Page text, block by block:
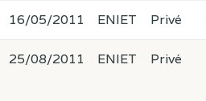
16/05/2011 ENIET Privé
25/08/2011 ENIET Privé